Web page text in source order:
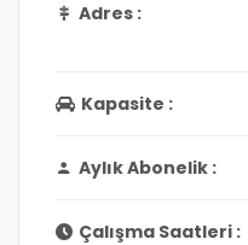
Adres :
Kapasite :
Aylık Abonelik :
Çalışma Saatleri :